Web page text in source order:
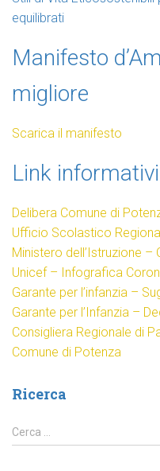
equilibrati
Manifesto
migliore
Scarica il manifesto
Link informativi
Delibera Comune di
Ufficio Scolastico
Ministero dell’Istruzione –
Unicef – Infografica
Garante per l’infanzia –
Garante per l’Infanzia –
Consigliera Regionale di
Comune di Potenza
Ricerca
R
i
Cerca …